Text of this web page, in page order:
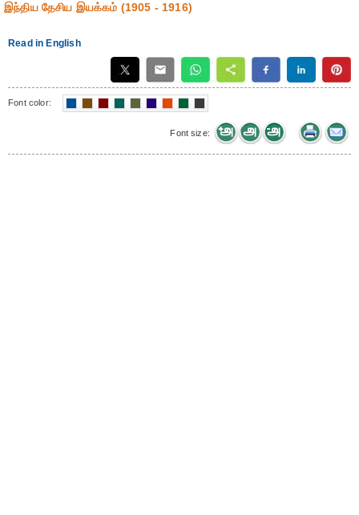
இந்திய தேசிய இயக்கம் (1905 - 1916)
Read in English
Font color:
Font size: